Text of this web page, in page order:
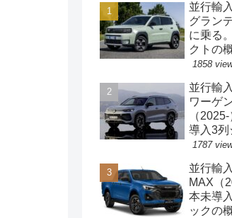
並行輸
グラン
に乗る
クトの
格の情
1858
並行輸
ワーゲ
（
導入3
要・ス
1787
並行輸
MAX（
本未導
ックの